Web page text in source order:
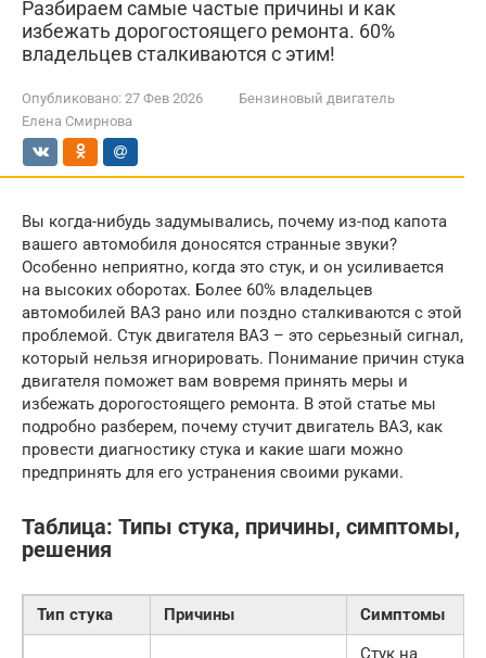
Разбираем самые частые причины и как
избежать дорогостоящего ремонта. 60%
владельцев сталкиваются с этим!
Опубликовано: 27 Фев 2026
Бензиновый двигатель
Елена Смирнова
Вы когда-нибудь задумывались, почему из-под капота
вашего автомобиля доносятся странные звуки?
Особенно неприятно, когда это стук, и он усиливается
на высоких оборотах. Более 60% владельцев
автомобилей ВАЗ рано или поздно сталкиваются с этой
проблемой. Стук двигателя ВАЗ – это серьезный сигнал,
который нельзя игнорировать. Понимание причин стука
двигателя поможет вам вовремя принять меры и
избежать дорогостоящего ремонта. В этой статье мы
подробно разберем, почему стучит двигатель ВАЗ, как
провести диагностику стука и какие шаги можно
предпринять для его устранения своими руками.
Таблица: Типы стука, причины, симптомы,
решения
Тип стука Причины Симптомы
Стук на